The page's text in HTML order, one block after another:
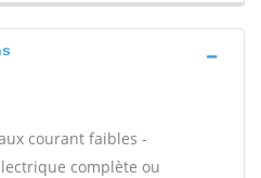
courant faibles -
complète ou